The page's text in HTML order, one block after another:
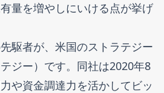
量を増やしにいける点が挙げ
駆者が、米国のストラテジー
ジー）です。同社は2020年8
や資金調達力を活かしてビッ